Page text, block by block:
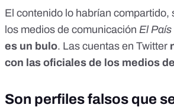
El contenido lo habrían compartido,
los medios de comunicación El País
es un bulo. Las cuentas en Twitter
con las oficiales de los medios
Son perfiles falsos que